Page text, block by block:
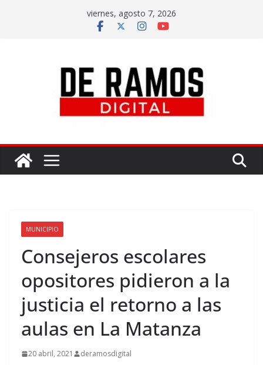
viernes, agosto 7, 2026
MUNICIPIO
Consejeros escolares
opositores pidieron a la
justicia el retorno a las
aulas en La Matanza
20 abril, 2021 deramosdigital